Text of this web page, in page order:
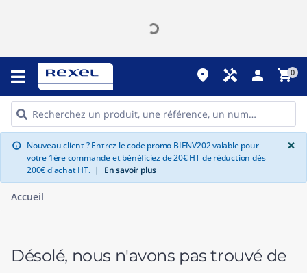
place handyman person shopping_cart0
info Nouveau client ? Entrez le code promo BIENV202 valable pour
votre 1ère commande et bénéficiez de 20€ HT de réduction dès
200€ d'achat HT. | En savoir plus
×
Accueil
Désolé, nous n'avons pas trouvé de